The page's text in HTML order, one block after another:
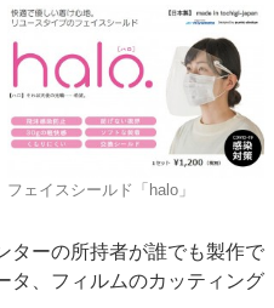
ス イベント
業界
多様なビジネス・多彩な商材～
製本機特集
く
フェイスシールド「halo」
ターの所持者が誰でも製作で
タ、フィルムのカッティング